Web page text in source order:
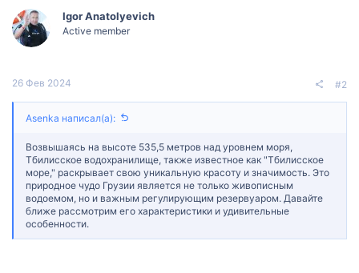
Igor Anatolyevich
Active member
26 Фев 2024 #2
Asenka написал(а):
Возвышаясь на высоте 535,5 метров над уровнем моря,
Тбилисское водохранилище, также известное как "Тбилисское
море," раскрывает свою уникальную красоту и значимость. Это
природное чудо Грузии является не только живописным
водоемом, но и важным регулирующим резервуаром. Давайте
ближе рассмотрим его характеристики и удивительные
особенности.